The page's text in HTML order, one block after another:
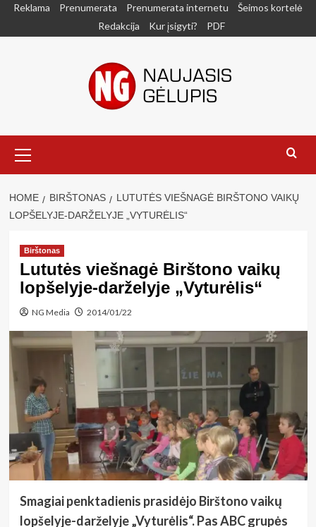
SkipReklama Prenumerata Prenumerata internetu
Šeimos kortelė
Redakcija
Kur įsigyti? PDF
Menu
HOME BIRŠTONAS
LUTUTĖS VIEŠNAGĖ BIRŠTONO VAIKŲ
LOPŠELYJE-DARŽELYJE „VYTURĖLIS“
Birštonas
Lututės viešnagė Birštono vaikų
lopšelyje-darželyje „Vyturėlis“
NG Media 2014/01/22
Smagiai penktadienis prasidėjo Birštono vaikų
lopšelyje-darželyje „Vyturėlis“. Pas ABC grupės